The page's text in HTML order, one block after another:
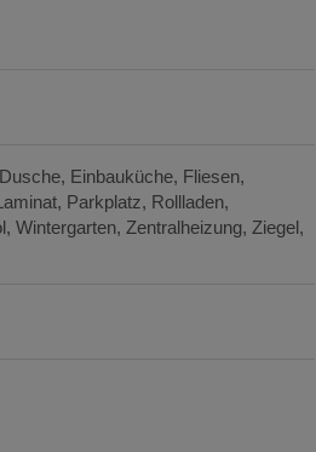
Dusche Einbauküche Fliesen
Parkplatz Rollladen
Wintergarten Zentralheizung Ziegel